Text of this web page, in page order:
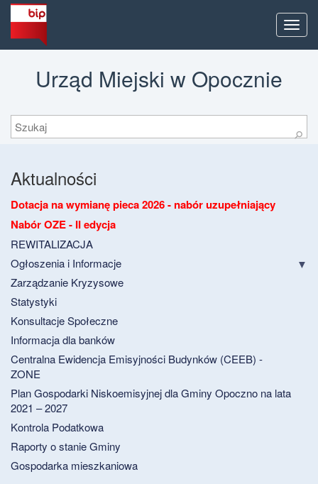
Menu
Urząd Miejski w Opocznie
Szukaj
⚲
Aktualności
Dotacja na wymianę pieca 2026 - nabór uzupełniający
Nabór OZE - II edycja
REWITALIZACJA
Ogłoszenia i Informacje
Zarządzanie Kryzysowe
Statystyki
Konsultacje Społeczne
Informacja dla banków
Centralna Ewidencja Emisyjności Budynków (CEEB) -
ZONE
Plan Gospodarki Niskoemisyjnej dla Gminy Opoczno na lata
2021 – 2027
Kontrola Podatkowa
Raporty o stanie Gminy
Gospodarka mieszkaniowa